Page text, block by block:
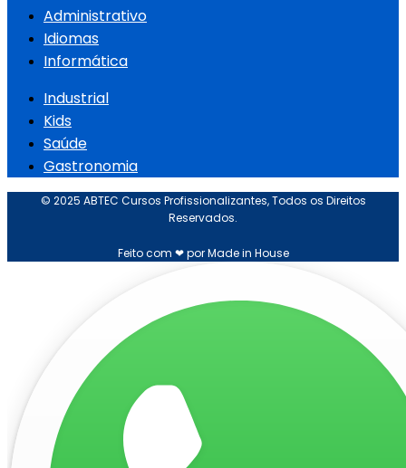
Administrativo
Idiomas
Informática
Industrial
Kids
Saúde
Gastronomia
© 2025 ABTEC Cursos Profissionalizantes, Todos os Direitos
Reservados.
Feito com ❤ por Made in House